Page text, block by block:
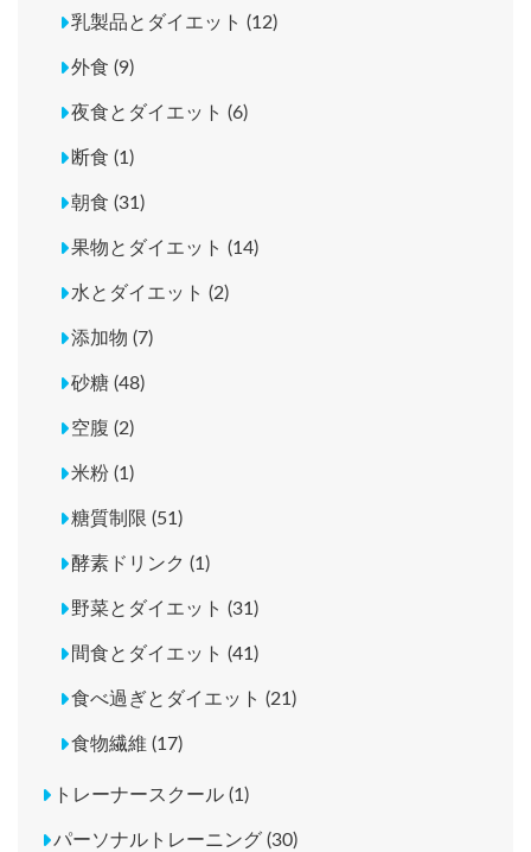
乳製品とダイエット (12)
外食 (9)
夜食とダイエット (6)
断食 (1)
朝食 (31)
果物とダイエット (14)
水とダイエット (2)
添加物 (7)
砂糖 (48)
空腹 (2)
米粉 (1)
糖質制限 (51)
酵素ドリンク (1)
野菜とダイエット (31)
間食とダイエット (41)
食べ過ぎとダイエット (21)
食物繊維 (17)
トレーナースクール (1)
パーソナルトレーニング (30)